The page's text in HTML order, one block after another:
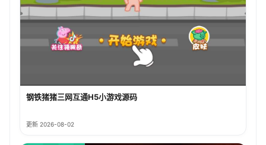
钢铁猪猪三网互通H5小游戏源码
更新 2026-08-02